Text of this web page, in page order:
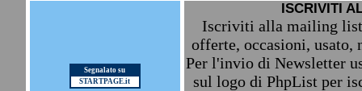
Segnalato su
STARTPAGE.it
ISCRIVITI
Iscriviti alla mailing
offerte, occasioni, usato,
Per l'invio di Newsletter
sul logo di PhpList per